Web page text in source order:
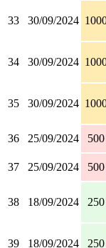
33 30/09/2024
34 30/09/2024
35 30/09/2024
36
25/09/2024 500
37
25/09/2024 500
38 18/09/2024 250
39 18/09/2024 250